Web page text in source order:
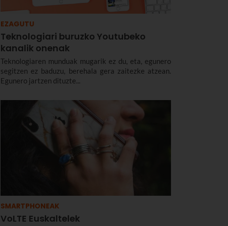
EZAGUTU
Teknologiari buruzko Youtubeko
kanalik onenak
Teknologiaren munduak mugarik ez du, eta, egunero
segitzen ez baduzu, berehala gera zaitezke atzean.
Egunero jartzen dituzte...
SMARTPHONEAK
VoLTE Euskaltelek